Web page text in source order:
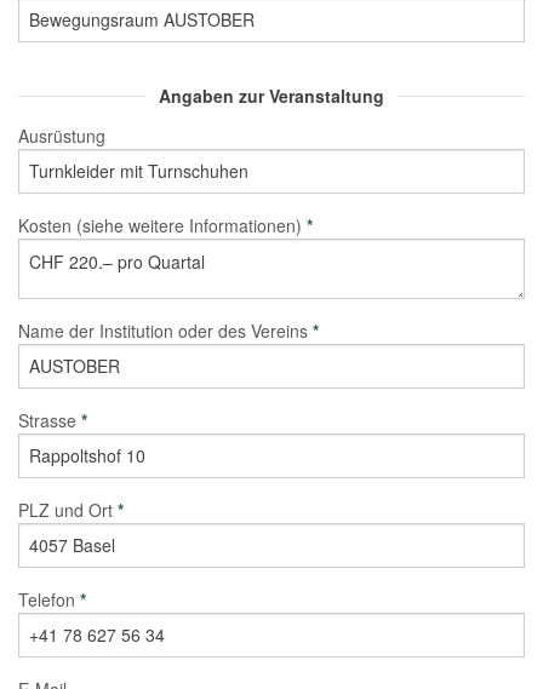
Angaben zur Veranstaltung
Ausrüstung
Kosten (siehe weitere Informationen) *
Name der Institution oder des Vereins *
Strasse *
PLZ und Ort *
Telefon *